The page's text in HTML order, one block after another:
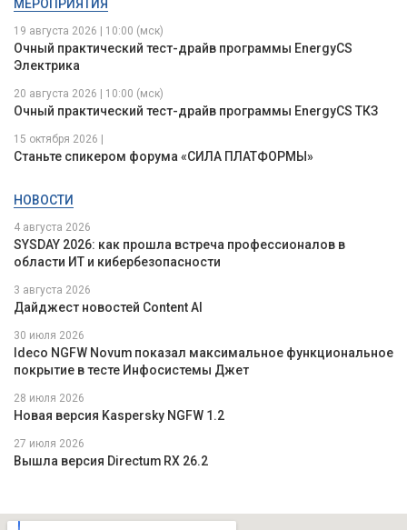
МЕРОПРИЯТИЯ
19 августа 2026 | 10:00 (мск)
Очный практический тест-драйв программы EnergyCS
Электрика
20 августа 2026 | 10:00 (мск)
Очный практический тест-драйв программы EnergyCS ТКЗ
15 октября 2026 |
Станьте спикером форума «СИЛА ПЛАТФОРМЫ»
НОВОСТИ
4 августа 2026
SYSDAY 2026: как прошла встреча профессионалов в
области ИТ и кибербезопасности
3 августа 2026
Дайджест новостей Content AI
30 июля 2026
Ideco NGFW Novum показал максимальное функциональное
покрытие в тесте Инфосистемы Джет
28 июля 2026
Новая версия Kaspersky NGFW 1.2
27 июля 2026
Вышла версия Directum RX 26.2